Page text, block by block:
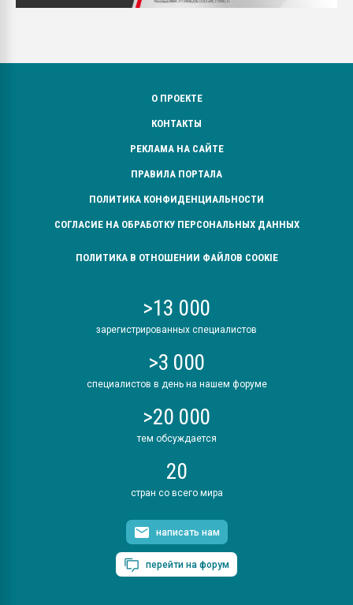
О ПРОЕКТЕ
КОНТАКТЫ
РЕКЛАМА НА САЙТЕ
ПРАВИЛА ПОРТАЛА
ПОЛИТИКА КОНФИДЕНЦИАЛЬНОСТИ
СОГЛАСИЕ НА ОБРАБОТКУ ПЕРСОНАЛЬНЫХ ДАННЫХ
ПОЛИТИКА В ОТНОШЕНИИ ФАЙЛОВ COOKIE
>13 000
зарегистрированных специалистов
>3 000
специалистов в день на нашем форуме
>20 000
тем обсуждается
20
стран со всего мира
написать нам
перейти на форум